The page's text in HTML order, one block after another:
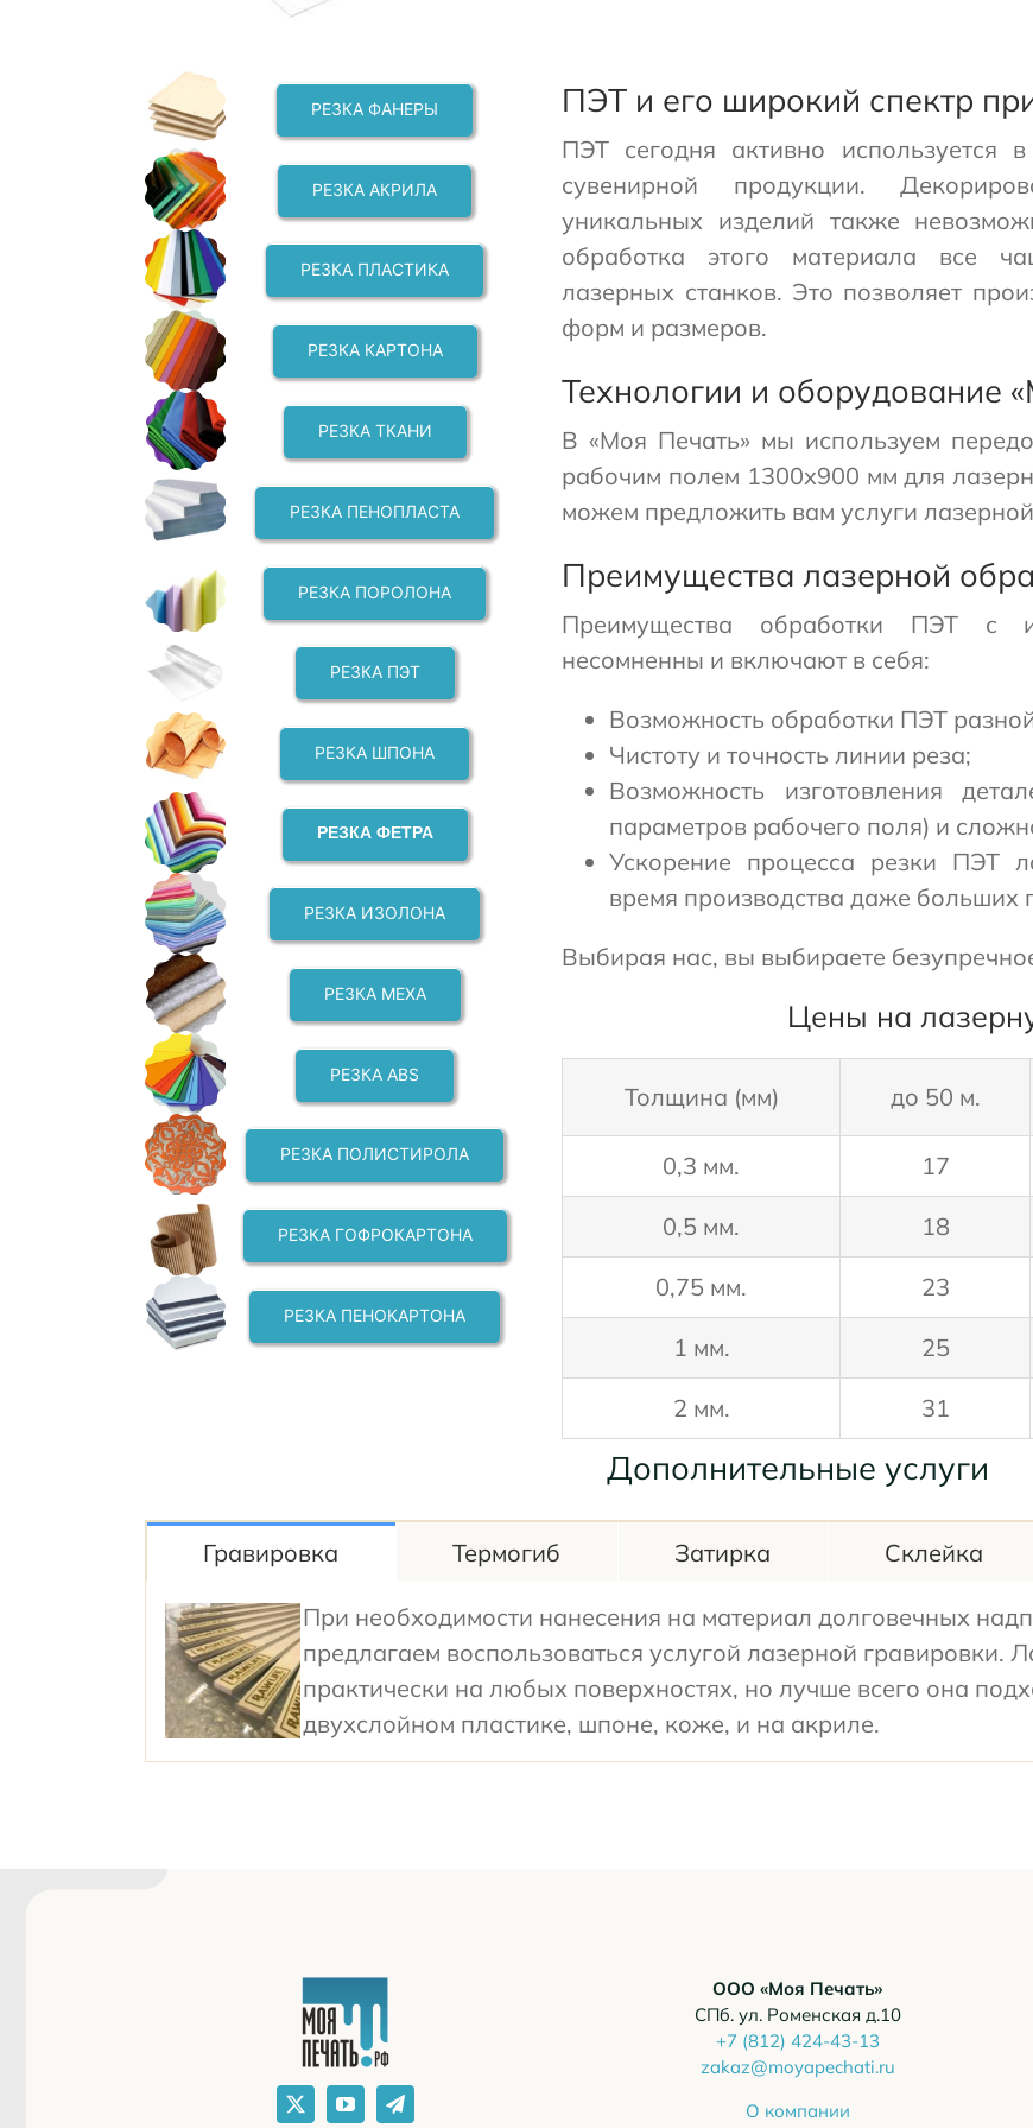
РЕЗКА ФАНЕРЫ
РЕЗКА АКРИЛА
РЕЗКА ПЛАСТИКА
РЕЗКА КАРТОНА
РЕЗКА ТКАНИ
РЕЗКА ПЕНОПЛАСТА
РЕЗКА ПОРОЛОНА
РЕЗКА ПЭТ
РЕЗКА ШПОНА
РЕЗКА ФЕТРА
РЕЗКА ИЗОЛОНА
РЕЗКА МЕХА
РЕЗКА ABS
РЕЗКА ПОЛИСТИРОЛА
РЕЗКА ГОФРОКАРТОНА
РЕЗКА ПЕНОКАРТОНА
ПЭТ и его широкий спектр
ПЭТ сегодня активно
сувенирной продукции.
уникальных изделий также
обработка этого материала все
лазерных станков. Это позволяет
форм и размеров.
Технологии и оборудование
В «Моя Печать» мы используем
рабочим полем 1300х900 мм для
можем предложить вам услуги
Преимущества лазерной
Преимущества обработки ПЭТ с
несомненны и включают в себя:
Возможность обработки ПЭТ
Чистоту и точность линии реза;
Возможность изготовления
параметров рабочего поля) и
Ускорение процесса резки ПЭТ
время производства даже больших
Выбирая нас, вы выбираете
Цены на
Толщина (мм) до 50 м.
0,3 мм. 17
0,5 мм. 18
0,75 мм. 23
1 мм. 25
2 мм. 31
Дополнительные услуги
Гравировка Термогиб Затирка Склейка
При необходимости нанесения на материал долговечных
предлагаем воспользоваться услугой лазерной гравировки.
практически на любых поверхностях, но лучше всего она
двухслойном пластике, шпоне, коже, и на акриле.
ООО «Моя Печать»
СПб. ул. Роменская д.10
+7 (812) 424-43-13
zakaz@moyapechati.ru
О компании